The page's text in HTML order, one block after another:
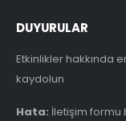
DUYURULAR
Etkinlikler hakkında
kaydolun
Hata: İletişim formu